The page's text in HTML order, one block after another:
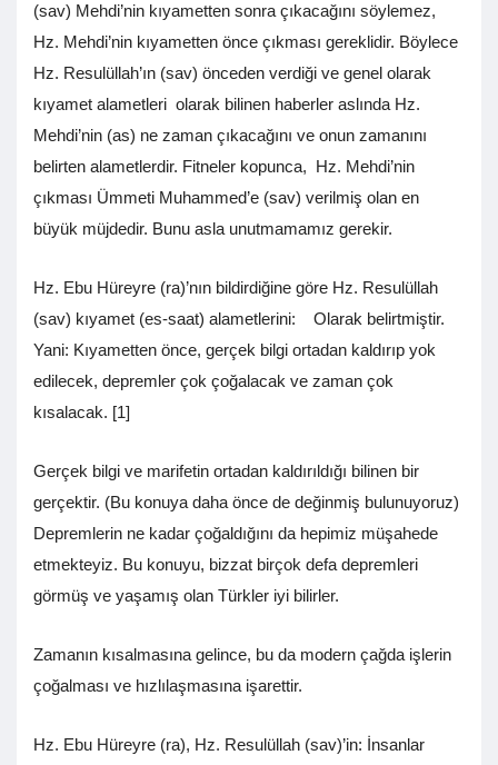
(sav) Mehdi’nin kıyametten sonra çıkacağını söylemez,
Hz. Mehdi’nin kıyametten önce çıkması gereklidir. Böylece
Hz. Resulüllah’ın (sav) önceden verdiği ve genel olarak
kıyamet alametleri olarak bilinen haberler aslında Hz.
Mehdi’nin (as) ne zaman çıkacağını ve onun zamanını
belirten alametlerdir. Fitneler kopunca, Hz. Mehdi’nin
çıkması Ümmeti Muhammed’e (sav) verilmiş olan en
büyük müjdedir. Bunu asla unutmamamız gerekir.
Hz. Ebu Hüreyre (ra)’nın bildirdiğine göre Hz. Resulüllah
(sav) kıyamet (es-saat) alametlerini: Olarak belirtmiştir.
Yani: Kıyametten önce, gerçek bilgi ortadan kaldırıp yok
edilecek, depremler çok çoğalacak ve zaman çok
kısalacak. [1]
Gerçek bilgi ve marifetin ortadan kaldırıldığı bilinen bir
gerçektir. (Bu konuya daha önce de değinmiş bulunuyoruz)
Depremlerin ne kadar çoğaldığını da hepimiz müşahede
etmekteyiz. Bu konuyu, bizzat birçok defa depremleri
görmüş ve yaşamış olan Türkler iyi bilirler.
Zamanın kısalmasına gelince, bu da modern çağda işlerin
çoğalması ve hızlılaşmasına işarettir.
Hz. Ebu Hüreyre (ra), Hz. Resulüllah (sav)’in: İnsanlar